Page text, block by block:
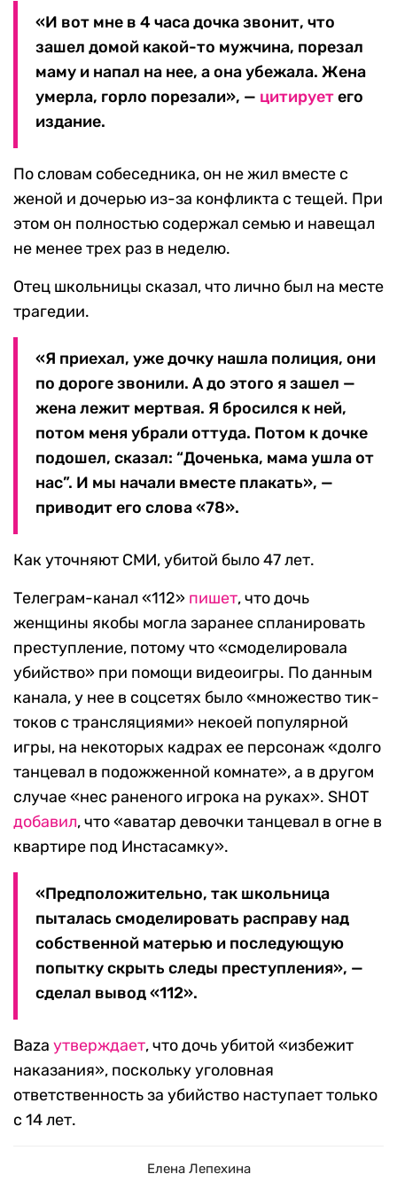
«И вот мне в 4 часа дочка звонит, что
зашел домой какой-то мужчина, порезал
маму и напал на нее, а она убежала. Жена
умерла, горло порезали», — цитируетего
издание.
По словам собеседника, он не жил вместе с
женой и дочерью из-за конфликта с тещей. При
этом он полностью содержал семью и навещал
не менее трех раз в неделю.
Отец школьницы сказал, что лично был на месте
трагедии.
«Я приехал, уже дочку нашла полиция, они
по дороге звонили. А до этого я зашел —
жена лежит мертвая. Я бросился к ней,
потом меня убрали оттуда. Потом к дочке
подошел, сказал: “Доченька, мама ушла от
нас”. И мы начали вместе плакать», —
приводит его слова «78».
Как уточняют СМИ, убитой было 47 лет.
Телеграм-канал «112» пишет, что дочь
женщины якобы могла заранее спланировать
преступление, потому что «смоделировала
убийство» при помощи видеоигры. По данным
канала, у нее в соцсетях было «множество тик-
токов с трансляциями» некоей популярной
игры, на некоторых кадрах ее персонаж «долго
танцевал в подожженной комнате», а в другом
случае «нес раненого игрока на руках». SHOT
добавил, что «аватар девочки танцевал в огне в
квартире под Инстасамку».
«Предположительно, так школьница
пыталась смоделировать расправу над
собственной матерью и последующую
попытку скрыть следы преступления», —
сделал вывод «112».
Baza утверждает, что дочь убитой «избежит
наказания», поскольку уголовная
ответственность за убийство наступает только
с 14 лет.
Елена Лепехина